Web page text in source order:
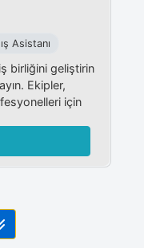
Asistanı
birliğini geliştirin
Ekipler,
için